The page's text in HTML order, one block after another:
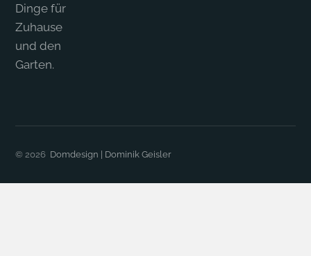
Dinge für
Zuhause
und den
Garten.
© 2026 Domdesign | Dominik Geisler